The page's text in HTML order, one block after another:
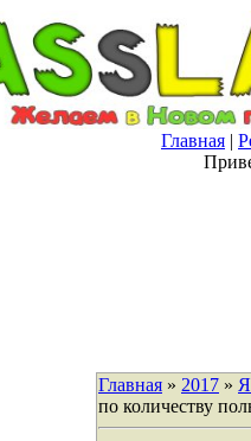
Главная |
Главная » 2017 »
по количеству